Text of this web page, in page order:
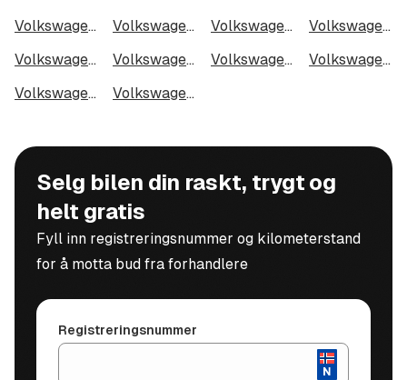
Volkswagen Caddy Cargo i Harstad
Volkswagen Caddy Cargo i Gjøvik Volkswagen Caddy Cargo i Sarpsborg
Volkswagen Caddy Cargo i Sandefjord
Volkswagen Caddy Cargo i Kristiansund
Volkswagen Caddy Cargo i Tromsdalen Volkswagen Caddy Cargo i Narvik
Volkswagen Caddy Cargo i Steinkjer
Volkswagen Caddy Cargo i Haugesund
Volkswagen Caddy Cargo i Alta
Selg bilen din raskt, trygt og
helt gratis
Fyll inn registreringsnummer og kilometerstand
for å motta bud fra forhandlere
Registreringsnummer